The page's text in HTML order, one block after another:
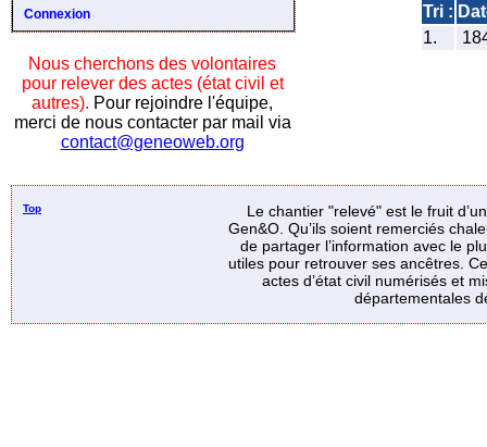
Connexion
Nous cherchons des volontaires
pour relever des actes (état civil et
autres). Pour rejoindre l'équipe,
merci de nous contacter par mail via
contact@geneoweb.org
Tri :
1.
Top
Le chantier "relevé" est le fruit
Gen&O. Qu’ils soient remerciés
de partager l’information avec le
utiles pour retrouver ses ancêtres.
actes d’état civil numérisés et
départementales